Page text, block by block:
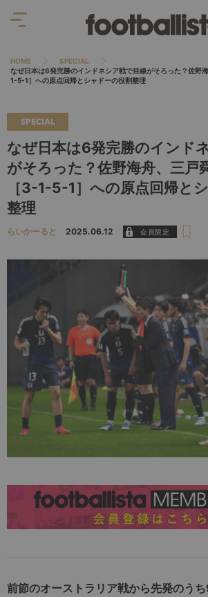
HOME
SPECIAL
なぜ日本は6発完勝のインドネシア戦で目線がそろった？佐野
1-5-1］への原点回帰とシャドーの役割整理
SPECIAL
なぜ日本は6発完勝のインド
がそろった？佐野海舟、三戸
［3-1-5-1］への原点回帰と
整理
らいかーると 2025.06.12
前節のオーストラリア戦から先発のう